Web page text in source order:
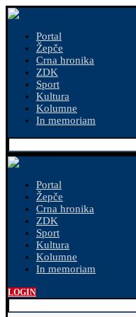
Portal
Žepče
Crna hronika
ZDK
Sport
Kultura
Kolumne
In memoriam
Portal
Žepče
Crna hronika
ZDK
Sport
Kultura
Kolumne
In memoriam
LOGIN